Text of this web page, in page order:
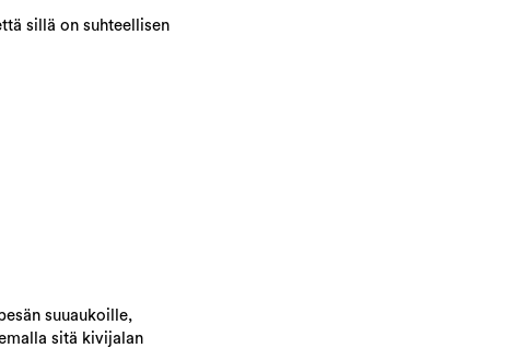
sillä on suhteellisen
suuaukoille,
sitä kivijalan